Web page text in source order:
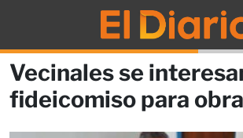
Vecinales se
fideicomiso para